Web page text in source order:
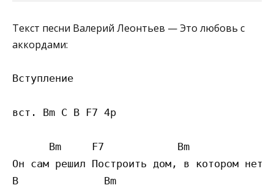
Текст песни Валерий Леонтьев — Это любовь с
аккордами:
Вступление
вст. Bm C B F7 4p
Bm     F7            Bm
Он сам решил Построить дом, в котором нет
B              Bm